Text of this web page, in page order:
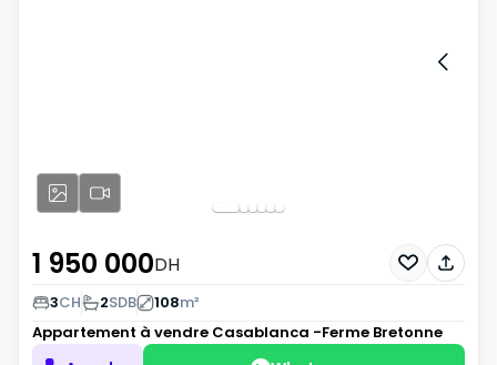
1 950 000DH
3CH 2SDB 108m²
Appartement à vendre Casablanca -Ferme Bretonne